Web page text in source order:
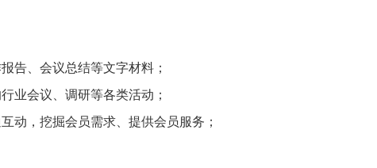
告、会议总结等文字材料；
业会议、调研等各类活动；
动，挖掘会员需求、提供会员服务；